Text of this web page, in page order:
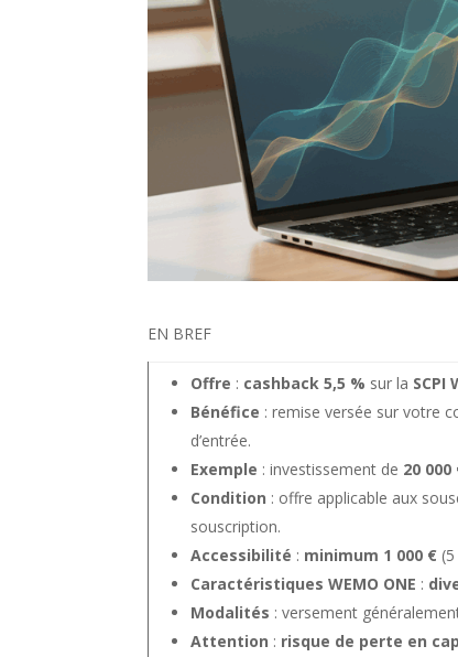
EN BREF
Offre : cashback 5,5 % sur la SCPI
Bénéfice : remise versée sur votre
d’entrée.
Exemple : investissement de 20 000
Condition : offre applicable aux
souscription.
Accessibilité : minimum 1 000 €
Caractéristiques WEMO ONE :
Modalités : versement
Attention : risque de perte en